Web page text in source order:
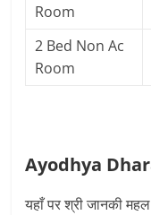
Room
2 Bed Non Ac
Room
Ayodhya
यहाँ पर श्री जानकी